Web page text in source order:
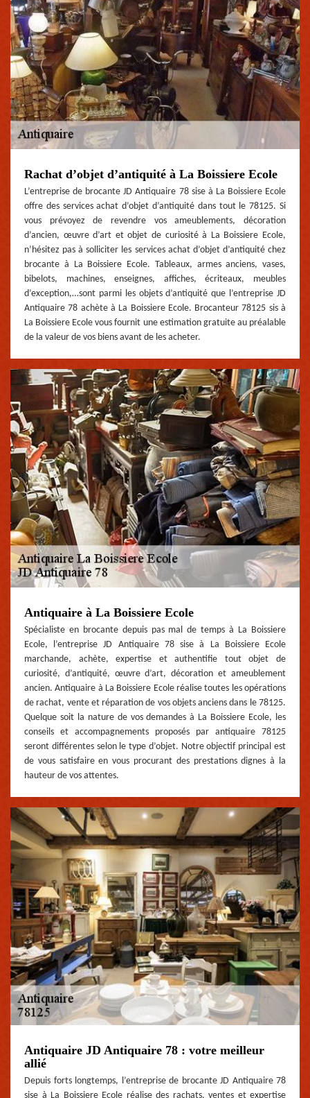
Rachat d’objet d’antiquité à La Boissiere Ecole
L’entreprise de brocante JD Antiquaire 78 sise à La Boissiere Ecole
offre des services achat d’objet d’antiquité dans tout le 78125. Si
vous prévoyez de revendre vos ameublements, décoration
d’ancien, œuvre d’art et objet de curiosité à La Boissiere Ecole,
n’hésitez pas à solliciter les services achat d’objet d’antiquité chez
brocante à La Boissiere Ecole. Tableaux, armes anciens, vases,
bibelots, machines, enseignes, affiches, écriteaux, meubles
d’exception,…sont parmi les objets d’antiquité que l’entreprise JD
Antiquaire 78 achète à La Boissiere Ecole. Brocanteur 78125 sis à
La Boissiere Ecole vous fournit une estimation gratuite au préalable
de la valeur de vos biens avant de les acheter.
Antiquaire à La Boissiere Ecole
Spécialiste en brocante depuis pas mal de temps à La Boissiere
Ecole, l’entreprise JD Antiquaire 78 sise à La Boissiere Ecole
marchande, achète, expertise et authentifie tout objet de
curiosité, d’antiquité, œuvre d’art, décoration et ameublement
ancien. Antiquaire à La Boissiere Ecole réalise toutes les opérations
de rachat, vente et réparation de vos objets anciens dans le 78125.
Quelque soit la nature de vos demandes à La Boissiere Ecole, les
conseils et accompagnements proposés par antiquaire 78125
seront différentes selon le type d’objet. Notre objectif principal est
de vous satisfaire en vous procurant des prestations dignes à la
hauteur de vos attentes.
Antiquaire JD Antiquaire 78 : votre meilleur
allié
Depuis forts longtemps, l’entreprise de brocante JD Antiquaire 78
sise à La Boissiere Ecole réalise des rachats, ventes et expertise